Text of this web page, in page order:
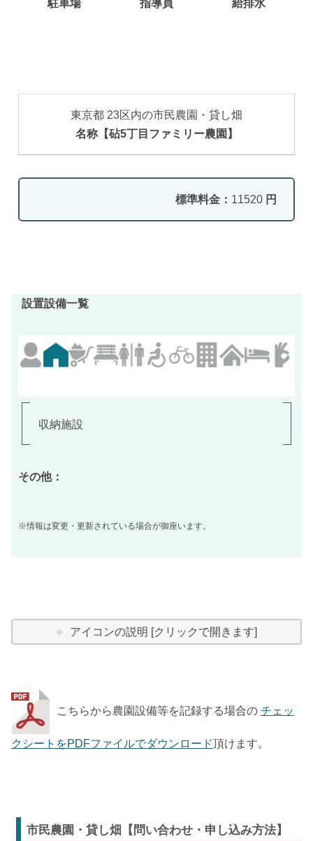
駐車場 指導員 給排水
東京都 23区内の市民農園・貸し畑
名称【砧5丁目ファミリー農園】
標準料金： 11520 円
設置設備一覧
収納施設
その他：
※情報は変更・更新されている場合が御座います。
アイコンの説明 [クリックで開きます]
こちらから農園設備等を記録する場合の チェッ
クシートをPDFファイルでダウンロード頂けます。
市民農園・貸し畑【問い合わせ・申し込み方法】